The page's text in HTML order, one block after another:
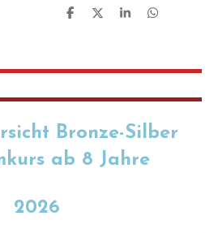
T
e
n
T
e
n
T
e
n
T
e
n
Bronze-Silber
ab 8 Jahre
2026